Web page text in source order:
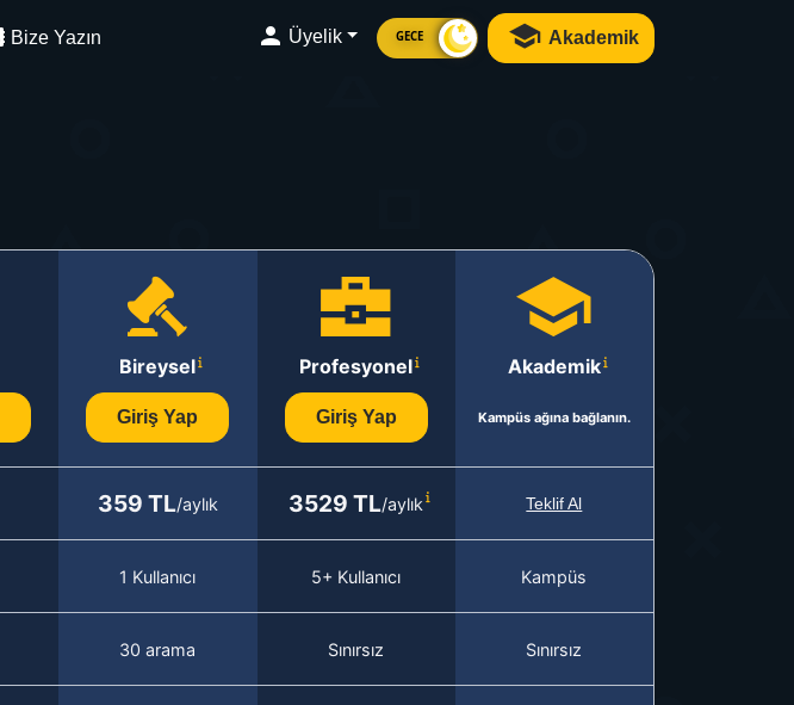
Bize Yazın Üyelik GECE Akademik
Bireysel
Giriş Yap
Profesyonel
Giriş Yap
Akademik
Kampüs ağına bağlanın.
359 TL/aylık 3529 TL/aylık Teklif Al
1 Kullanıcı 5+ Kullanıcı Kampüs
30 arama Sınırsız Sınırsız